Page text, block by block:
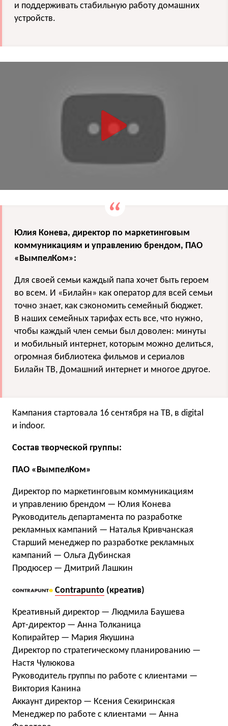
и поддерживать стабильную работу домашних
устройств.
Юлия Конева, директор по маркетинговым
коммуникациям и управлению брендом, ПАО
«ВымпелКом»:
Для своей семьи каждый папа хочет быть героем
во всем. И «Билайн» как оператор для всей семьи
точно знает, как сэкономить семейный бюджет.
В наших семейных тарифах есть все, что нужно,
чтобы каждый член семьи был доволен: минуты
и мобильный интернет, которым можно делиться,
огромная библиотека фильмов и сериалов
Билайн ТВ, Домашний интернет и многое другое.
Кампания стартовала 16 сентября на ТВ, в digital
и indoor.
Состав творческой группы:
ПАО «ВымпелКом»
Директор по маркетинговым коммуникациям
и управлению брендом — Юлия Конева
Руководитель департамента по разработке
рекламных кампаний — Наталья Кривчанская
Старший менеджер по разработке рекламных
кампаний — Ольга Дубинская
Продюсер — Дмитрий Лашкин
Contrapunto (креатив)
Креативный директор — Людмила Баушева
Арт-директор — Анна Толканица
Копирайтер — Мария Якушина
Директор по стратегическому планированию —
Настя Чулюкова
Руководитель группы по работе с клиентами —
Виктория Канина
Аккаунт директор — Ксения Секиринская
Менеджер по работе с клиентами — Анна